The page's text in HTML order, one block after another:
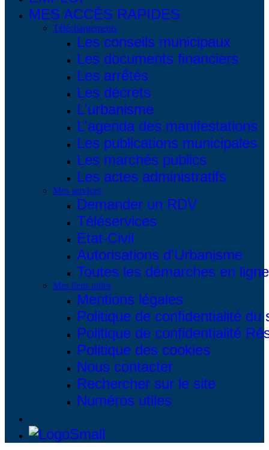
MES ACCÈS RAPIDES
Téléchargements
Les conseils municipaux
Les documents financiers
Les arrêtés
Les décrets
L'urbanisme
L'agenda des manifestations
Les publications municipales
Les marchés publics
Les actes administratifs
Mes services
Demander un RDV
Téléservices
Etat-Civil
Autorisations d'Urbanisme
Toutes les démarches en
Mes liens utiles
Mentions légales
Politique de confidentialité du
Politique de confidentialité
Politique des cookies
Nous contacter
Rechercher sur le site
Numéros utiles